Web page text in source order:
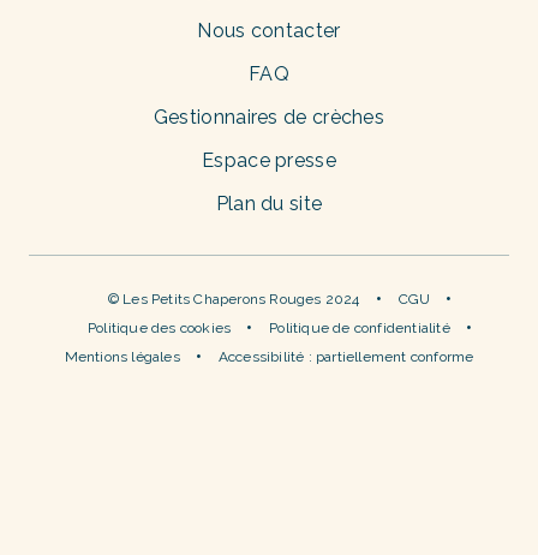
Nous contacter
FAQ
Gestionnaires de crèches
Espace presse
Plan du site
© Les Petits Chaperons Rouges 2024
CGU
Politique des cookies
Politique de confidentialité
Mentions légales
Accessibilité : partiellement conforme